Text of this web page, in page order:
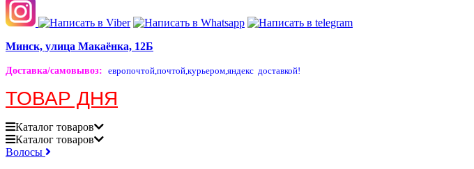
Минск, улица Макаёнка, 12Б
Доставка/самовывоз: европочтой,почтой,курьером,яндекс доставкой!
ТОВАР ДНЯ
Каталог товаров
Каталог товаров
Волосы